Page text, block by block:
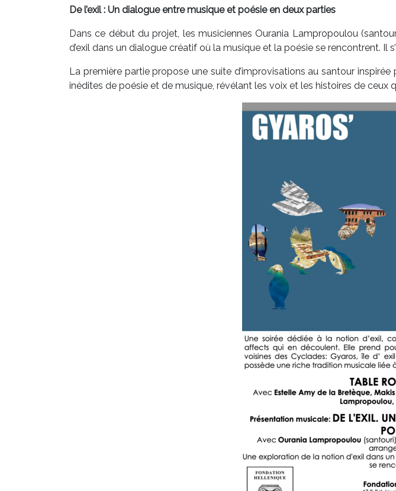
De l’exil : Un dialogue entre musique et poésie en deux parties
Dans ce début du projet, les musiciennes Ourania Lampropoulou
d’exil dans un dialogue créatif où la musique et la poésie se rencontrent. Il
La première partie propose une suite d’improvisations au santour
inédites de poésie et de musique, révélant les voix et les histoires de ceux